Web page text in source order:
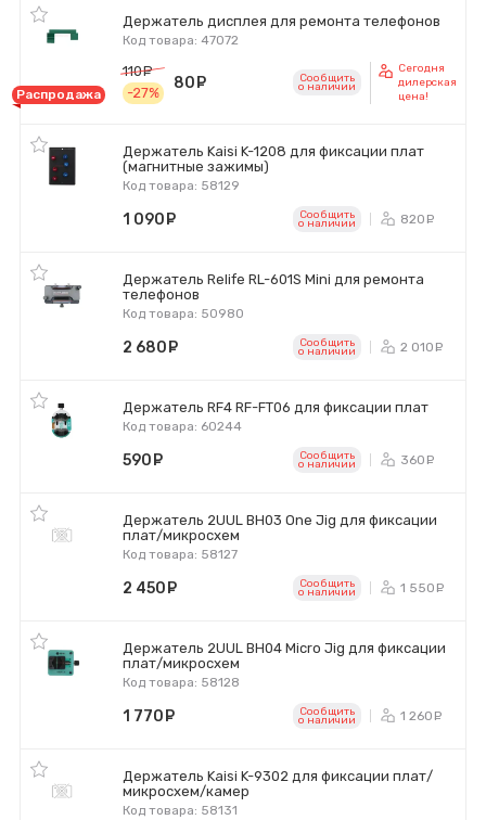
Держатель дисплея для ремонта телефонов
Код товара: 47072
Распродажа
110
руб.
-27%
80 Сообщить
o наличии
Сегодня
дилерская
цена!
Держатель Kaisi K-1208 для фиксации плат
(магнитные зажимы)
Код товара: 58129
1 090 Сообщить
o наличии 820
Держатель Relife RL-601S Mini для ремонта
телефонов
Код товара: 50980
2 680 Сообщить
o наличии 2 010
Держатель RF4 RF-FT06 для фиксации плат
Код товара: 60244
590 Сообщить
o наличии 360
Держатель 2UUL BH03 One Jig для фиксации
плат/микросхем
Код товара: 58127
2 450 Сообщить
o наличии 1 550
Держатель 2UUL BH04 Micro Jig для фиксации
плат/микросхем
Код товара: 58128
1 770 Сообщить
o наличии 1 260
Держатель Kaisi K-9302 для фиксации плат/
микросхем/камер
Код товара: 58131